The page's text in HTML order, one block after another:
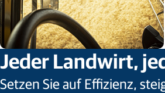
Jeder Landwirt,
Setzen Sie auf Effizienz,